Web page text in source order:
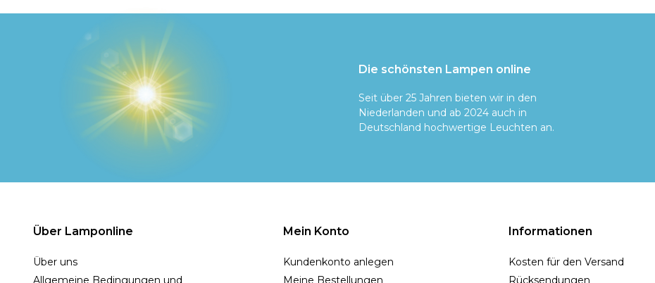
Die schönsten Lampen online
Seit über 25 Jahren bieten wir in den
Niederlanden und ab 2024 auch in
Deutschland hochwertige Leuchten an.
Über Lamponline
Über uns
Allgemeine Bedingungen und
Mein Konto
Kundenkonto anlegen
Meine Bestellungen
Informationen
Kosten für den Versand
Rücksendungen